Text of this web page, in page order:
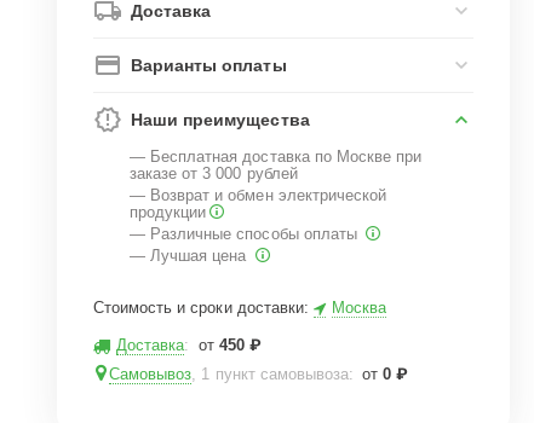
Доставка
Варианты оплаты
Наши преимущества
— Бесплатная доставка по Москве при
заказе от 3 000 рублей
— Возврат и обмен электрической
продукции
— Различные способы оплаты
— Лучшая цена
Стоимость и сроки доставки: Москва
Доставка: от 450 ₽
Самовывоз, 1 пункт самовывоза: от 0 ₽